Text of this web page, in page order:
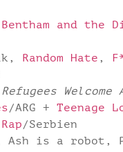
and the
Random Hate ,
Refugees
/ARG + Teenage
/Serbien
is a robot,